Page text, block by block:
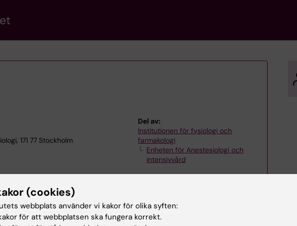
171 77 Stockholm
Del av:
Institutionen för fysiologi och
farmakologi
Enheten för Anestesiologi och
intensivvård
(cookies)
webbplats använder vi kakor för olika syften:
för att webbplatsen ska fungera korrekt.